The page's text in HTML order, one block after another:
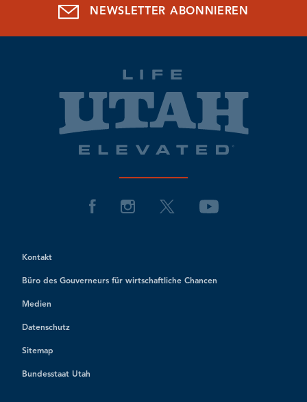
NEWSLETTER ABONNIEREN
Kontakt
Büro des Gouverneurs für wirtschaftliche Chancen
Medien
Datenschutz
Sitemap
Bundesstaat Utah